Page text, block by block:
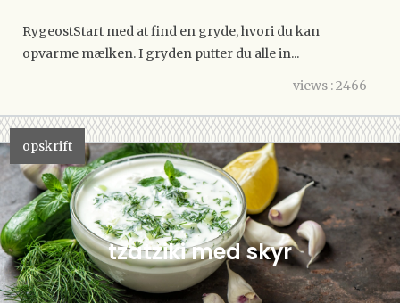
RygeostStart med at find en gryde, hvori du kan
opvarme mælken. I gryden putter du alle in...
views : 2466
opskrift
tzatziki med skyr